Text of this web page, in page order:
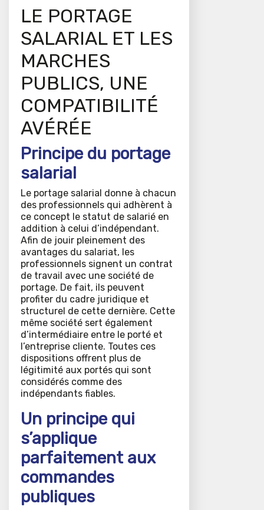
LE PORTAGE
SALARIAL ET LES
MARCHES
PUBLICS, UNE
COMPATIBILITÉ
AVÉRÉE
Principe du portage
salarial
Le portage salarial donne à chacun
des professionnels qui adhèrent à
ce concept le statut de salarié en
addition à celui d’indépendant.
Afin de jouir pleinement des
avantages du salariat, les
professionnels signent un contrat
de travail avec une société de
portage. De fait, ils peuvent
profiter du cadre juridique et
structurel de cette dernière. Cette
même société sert également
d’intermédiaire entre le porté et
l’entreprise cliente. Toutes ces
dispositions offrent plus de
légitimité aux portés qui sont
considérés comme des
indépendants fiables.
Un principe qui
s’applique
parfaitement aux
commandes
publiques